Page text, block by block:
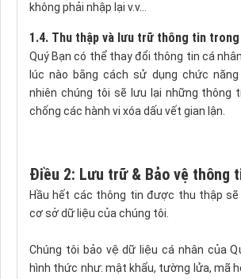
không phải nhập lại v.v…
1.4. Thu thập và lưu trữ thông tin trong
Quý Bạn có thể thay đổi thông tin cá
lúc nào bằng cách sử dụng chức
nhiên chúng tôi sẽ lưu lại những thông
chống các hành vi xóa dấu vết gian lận.
Điều 2: Lưu trữ & Bảo vệ thông
Hầu hết các thông tin được thu thập
cơ sở dữ liệu của chúng tôi.
Chúng tôi bảo vệ dữ liệu cá nhân của
hình thức như: mật khẩu, tường lửa, mã